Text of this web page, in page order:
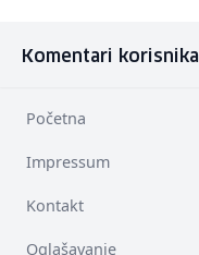
Komentari korisnika
Početna
Impressum
Kontakt
Oglašavanje